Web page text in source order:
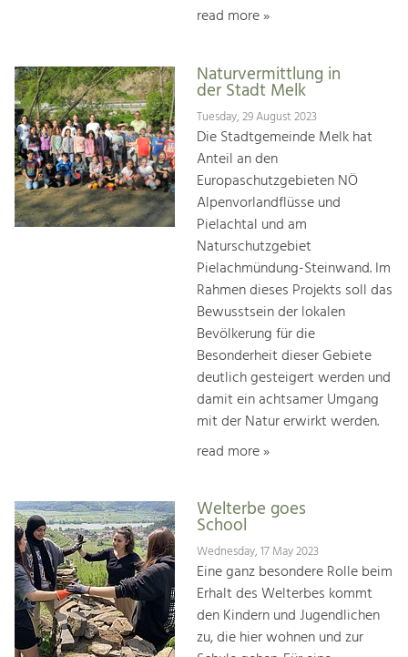
read more »
Naturvermittlung in
der Stadt Melk
Tuesday, 29 August 2023
Die Stadtgemeinde Melk hat
Anteil an den
Europaschutzgebieten NÖ
Alpenvorlandflüsse und
Pielachtal und am
Naturschutzgebiet
Pielachmündung-Steinwand. Im
Rahmen dieses Projekts soll das
Bewusstsein der lokalen
Bevölkerung für die
Besonderheit dieser Gebiete
deutlich gesteigert werden und
damit ein achtsamer Umgang
mit der Natur erwirkt werden.
read more »
Welterbe goes
School
Wednesday, 17 May 2023
Eine ganz besondere Rolle beim
Erhalt des Welterbes kommt
den Kindern und Jugendlichen
zu, die hier woh­nen und zur